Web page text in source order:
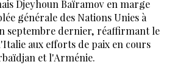
Djeyhoun Baïramov en marge
générale des Nations Unies à
septembre dernier, réaffirmant le
aux efforts de paix en cours
et l'Arménie.